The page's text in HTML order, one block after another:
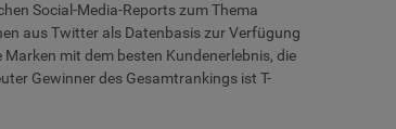
Social-Media-Reports zum Thema
aus Twitter als Datenbasis zur Verfügung
mit dem besten Kundenerlebnis, die
Gewinner des Gesamtrankings ist T-